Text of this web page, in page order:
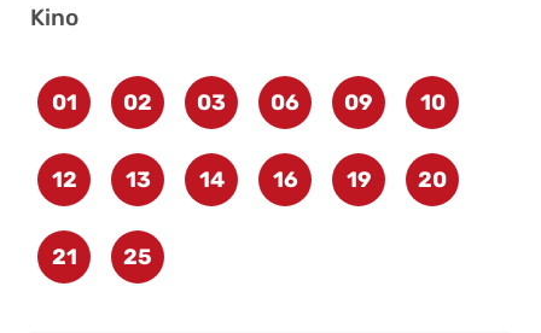
Kino
01 02 03 06 09 10
12 13 14 16 19 20
21 25